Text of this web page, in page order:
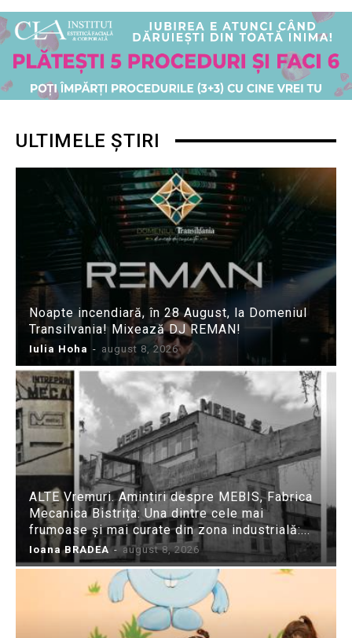
ULTIMELE ȘTIRI
Noapte incendiară, în 28 August, la Domeniul
Transilvania! Mixează DJ REMAN!
Iulia Hoha - august 8, 2026
ALTE Vremuri. Amintiri despre MEBIS, Fabrica
Mecanica Bistrița: Una dintre cele mai
frumoase și mai curate din zona industrială:...
Ioana BRADEA - august 8, 2026